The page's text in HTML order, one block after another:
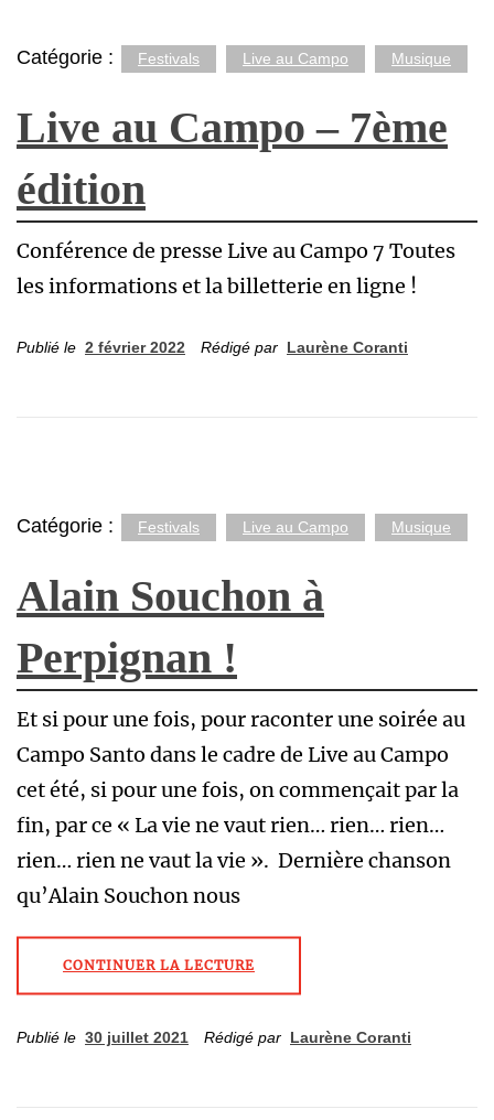
Catégorie : Festivals Live au Campo Musique
Live au Campo – 7ème
édition
Conférence de presse Live au Campo 7 Toutes
les informations et la billetterie en ligne !
Publié le 2 février 2022 Rédigé par Laurène Coranti
Catégorie : Festivals Live au Campo Musique
Alain Souchon à
Perpignan !
Et si pour une fois, pour raconter une soirée au
Campo Santo dans le cadre de Live au Campo
cet été, si pour une fois, on commençait par la
fin, par ce « La vie ne vaut rien… rien… rien…
rien… rien ne vaut la vie ». Dernière chanson
qu’Alain Souchon nous
CONTINUER LA LECTURE
Publié le 30 juillet 2021 Rédigé par Laurène Coranti